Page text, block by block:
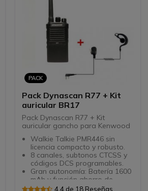
PACK
Pack Dynascan R77 + Kit
auricular BR17
Pack Dynascan R77 + Kit
auricular gancho para Kenwood
Walkie Talkie PMR446 sin
licencia compacto y robusto.
8 canales, subtonos CTCSS y
códigos DCS programables.
Gran autonomía: Batería 1600
mAh y función ahorro de
batería.4.4 de 18 Reseñas